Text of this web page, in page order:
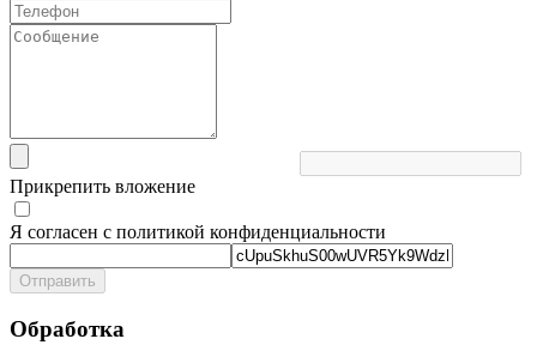
Прикрепить вложение
Я согласен с политикой конфиденциальности
Отправить
Обработка